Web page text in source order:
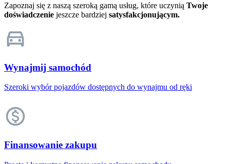
Zapoznaj się z naszą szeroką gamą usług, które uczynią Twoje
doświadczenie jeszcze bardziej satysfakcjonującym.
Wynajmij samochód
Szeroki wybór pojazdów dostępnych do wynajmu od ręki
Finansowanie zakupu